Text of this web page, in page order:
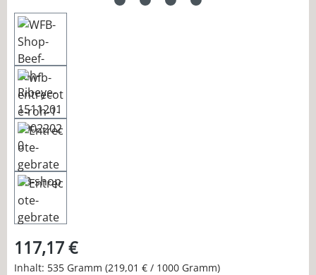
117,17 €
Inhalt: 535 Gramm (219,01 € / 1000 Gramm)